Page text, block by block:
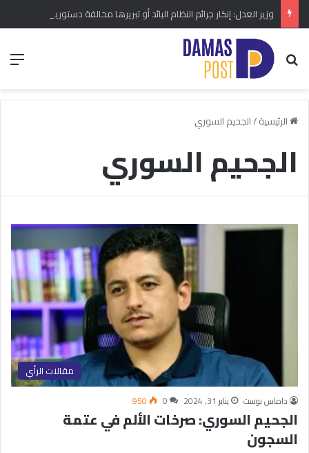
بحث عن
الرئيسية/الجحيم السوري
الجحيم السوري
مقالات الرأي
داماس بوست يناير 31, 2024 0
950
الجحيم السوري: صرخات الألم في عتمة
السجون